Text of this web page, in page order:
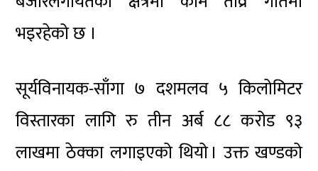
भइरहेको छ ।
सूर्यविनायक-साँगा ७ दशमलव ५ किलोमिटर
विस्तारका लागि रु तीन अर्ब ८८ करोड ९३
लाखमा ठेक्का लगाइएको थियो । उक्त खण्डको